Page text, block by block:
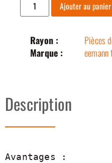
Ajouter au panier
Rayon :
Pièces
Marque :
eemann
Description
Avantages :